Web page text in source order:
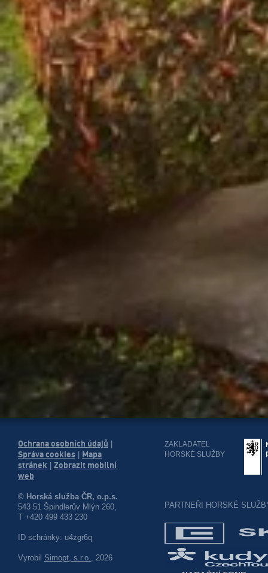
Ochrana osobních údajů
Správa cookies
Mapa
stránek
Zobrazit mobilní
web
© Horská služba ČR, o.p.s.
543 51 Špindlerův Mlýn 260,
T +420 499 433 230
ID schránky: u4zgr6q
Vyrobil Simopt, s.r.o., 2026
ZAKLADATEL
HORSKÉ SLUŽBY
PARTNEŘI HORSKÉ